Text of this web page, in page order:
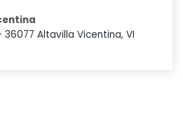
Altavilla Vicentina, VI